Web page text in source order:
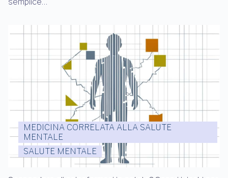
MEDICINA CORRELATA ALLA SALUTE
MENTALE
SALUTE MENTALE